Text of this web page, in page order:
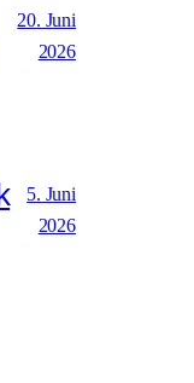
20. Juni
2026
5. Juni
2026